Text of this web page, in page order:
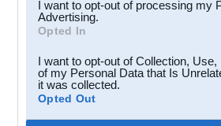
I want to opt-out of processing my
Advertising.
Opted In
I want to opt-out of Collection,
of my Personal Data that Is
it was collected.
Opted Out